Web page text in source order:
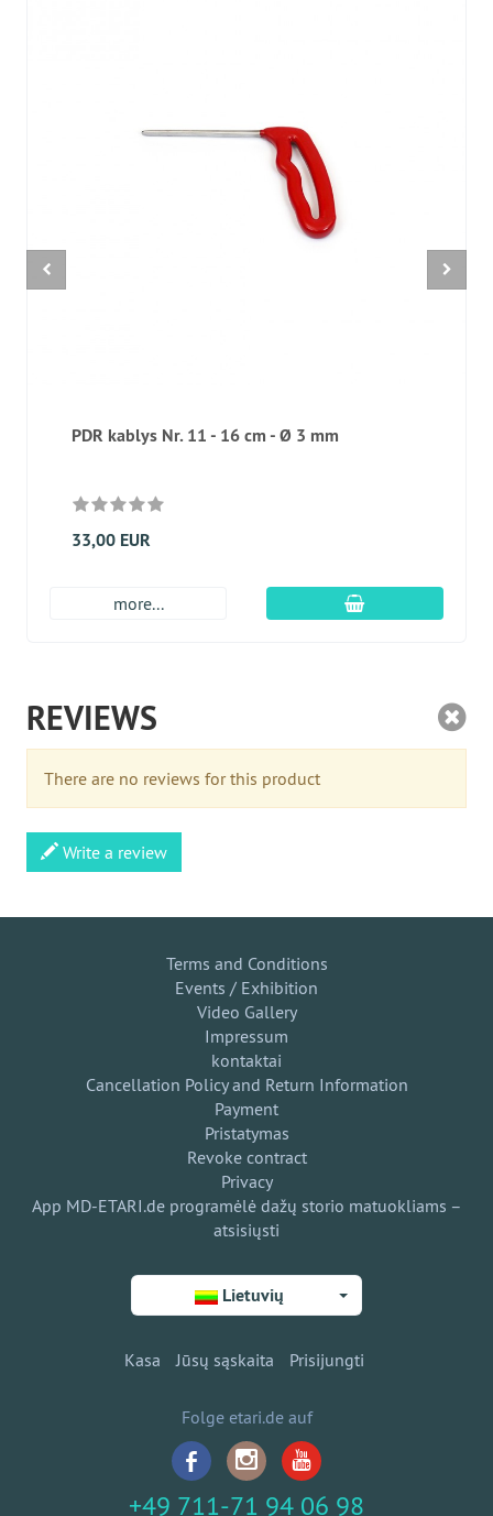
PDR kablys Nr. 11 - 16 cm - Ø 3 mm
33,00 EUR
more... Įdėti į krepšį
REVIEWS
There are no reviews for this product
Write a review
Terms and Conditions
Events / Exhibition
Video Gallery
Impressum
kontaktai
Cancellation Policy and Return Information
Payment
Pristatymas
Revoke contract
Privacy
App MD-ETARI.de programėlė dažų storio matuokliams –
atsisiųsti
Lietuvių
Kasa Jūsų sąskaita Prisijungti
Folge etari.de auf
+49 711-71 94 06 98